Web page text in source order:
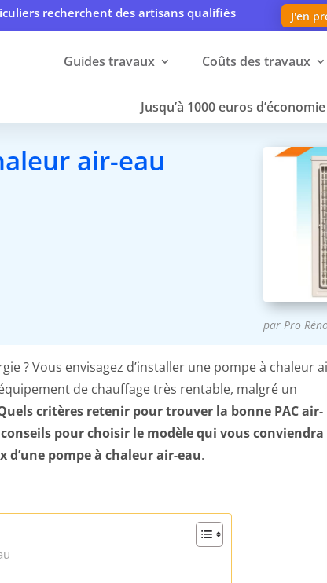
recherchent des artisans qualifiés J'en
Guides travaux Coûts des travaux
Jusqu’à 1000 euros
air-eau
par Pro
? Vous envisagez d’installer une pompe à chaleur
de chauffage très rentable, malgré un
critères retenir pour trouver la bonne PAC air-
pour choisir le modèle qui vous conviendra
pompe à chaleur air-eau.